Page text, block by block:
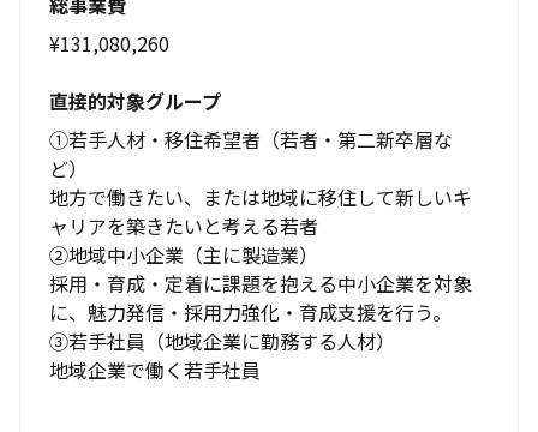
¥131,080,260
直接的対象グループ
①若手人材・移住希望者（若者・第二新卒層な
ど）
地方で働きたい、または地域に移住して新しいキ
ャリアを築きたいと考える若者
②地域中小企業（主に製造業）
採用・育成・定着に課題を抱える中小企業を対象
に、魅力発信・採用力強化・育成支援を行う。
③若手社員（地域企業に勤務する人材）
地域企業で働く若手社員